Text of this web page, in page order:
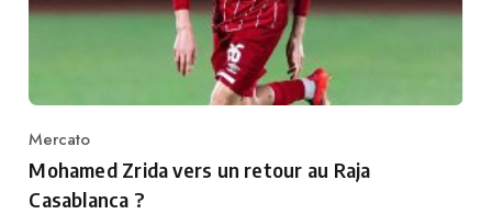
Category
Mercato
Mohamed Zrida vers un retour au Raja
Casablanca ?